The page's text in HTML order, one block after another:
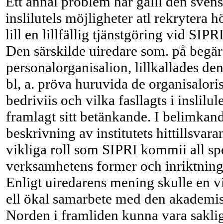
inslilutels möjligheter atl rekrytera
lill en lillfällig tjänstgöring vid
Den särskilde uiredare som. på
personalorganisalion, lillkallades
bl, a. pröva huruvida de
bedriviis och vilka fasllagts i
framlagt sitt betänkande. I
beskrivning av institutets
vikliga roll som SIPRI kommii all
verksamhetens former och
Enligt uiredarens mening skulle en
ell ökal samarbete med den
Norden i framliden kunna vara